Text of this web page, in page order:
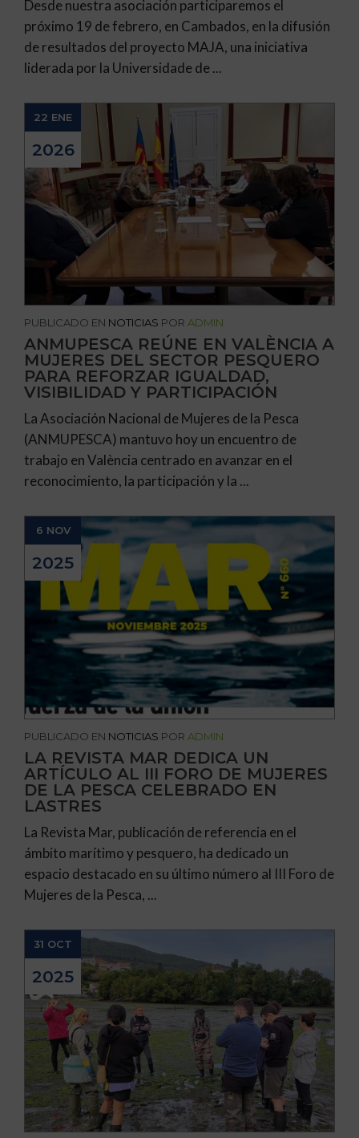
Desde nuestra asociación participaremos el
próximo 19 de febrero, en Cambados, en la difusión
de resultados del proyecto MAJA, una iniciativa
liderada por la Universidade de ...
22 ENE
2026
PUBLICADO EN NOTICIAS POR ADMIN
ANMUPESCA REÚNE EN VALÈNCIA A
MUJERES DEL SECTOR PESQUERO
PARA REFORZAR IGUALDAD,
VISIBILIDAD Y PARTICIPACIÓN
La Asociación Nacional de Mujeres de la Pesca
(ANMUPESCA) mantuvo hoy un encuentro de
trabajo en València centrado en avanzar en el
reconocimiento, la participación y la ...
6 NOV
2025
PUBLICADO EN NOTICIAS POR ADMIN
LA REVISTA MAR DEDICA UN
ARTÍCULO AL III FORO DE MUJERES
DE LA PESCA CELEBRADO EN
LASTRES
La Revista Mar, publicación de referencia en el
ámbito marítimo y pesquero, ha dedicado un
espacio destacado en su último número al III Foro de
Mujeres de la Pesca, ...
31 OCT
2025